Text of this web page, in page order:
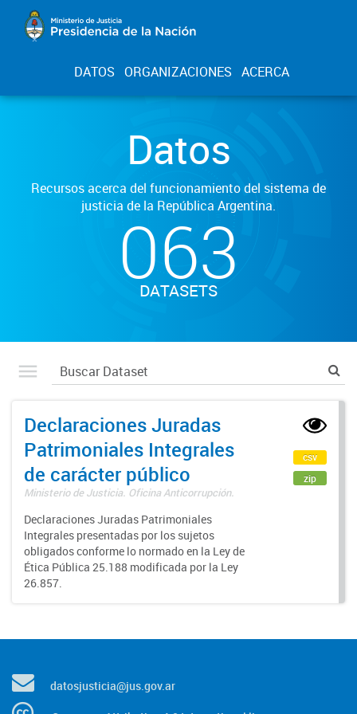
DATOS ORGANIZACIONES ACERCA
Datos
Recursos acerca del funcionamiento del sistema de
justicia de la República Argentina.
063
DATASETS
Declaraciones Juradas
Patrimoniales Integrales
de carácter público
Ministerio de Justicia. Oficina Anticorrupción.
Declaraciones Juradas Patrimoniales
Integrales presentadas por los sujetos
obligados conforme lo normado en la Ley de
Ética Pública 25.188 modificada por la Ley
26.857.
csv
zip
datosjusticia@jus.gov.ar